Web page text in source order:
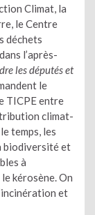
Climat, la
le Centre
déchets
l’après-
les députés et
le
TICPE entre
climat-
temps, les
biodiversité et
à
kérosène. On
et